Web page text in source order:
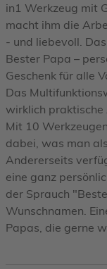
in1 Werkzeug mit
macht ihm die
- und liebevoll.
Bester Papa –
Geschenk für alle
Das
wirklich praktische
Mit 10
dabei, was man
Andererseits
eine ganz
der Sprauch
Wunschnamen.
Papas, die gerne